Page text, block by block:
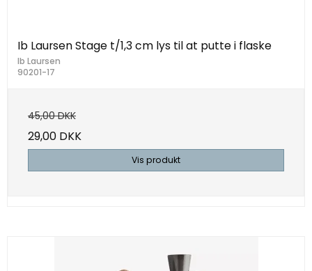
Ib Laursen Stage t/1,3 cm lys til at putte i flaske
Ib Laursen
90201-17
45,00 DKK
29,00 DKK
Vis produkt